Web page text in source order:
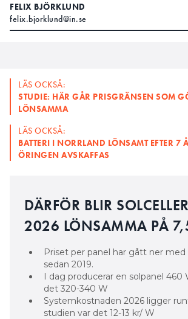
FELIX BJÖRKLUND
felix.bjorklund@in.se
LÄS OCKSÅ:
STUDIE: HÄR GÅR PRISGRÄNSEN SOM
LÖNSAMMA
LÄS OCKSÅ:
BATTERI I NORRLAND LÖNSAMT EFTER 7
ÖRINGEN AVSKAFFAS
DÄRFÖR BLIR
2026 LÖNSAMMA PÅ
Priset per panel har gått ner
sedan 2019.
I dag producerar en solpanel 460
det 320-340 W
Systemkostnaden 2026 ligger
studien var det 12-13 kr/ W